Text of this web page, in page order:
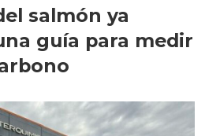
salmón ya
guía para medir